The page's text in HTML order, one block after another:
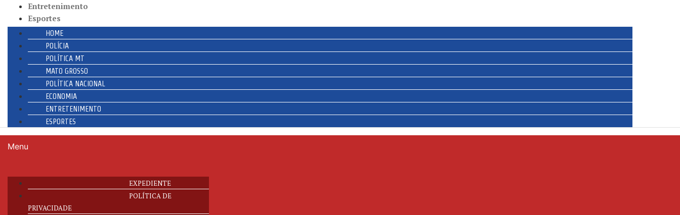
Entretenimento
Esportes
HOME
POLÍCIA
POLÍTICA MT
MATO GROSSO
POLÍTICA NACIONAL
ECONOMIA
ENTRETENIMENTO
ESPORTES
Menu
EXPEDIENTE
POLÍTICA DE
PRIVACIDADE